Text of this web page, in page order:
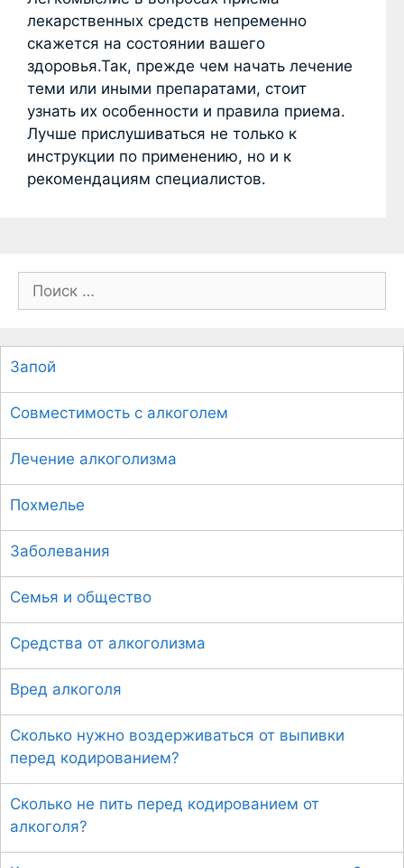
лекарственных средств непременно
скажется на состоянии вашего
здоровья.Так, прежде чем начать лечение
теми или иными препаратами, стоит
узнать их особенности и правила приема.
Лучше прислушиваться не только к
инструкции по применению, но и к
рекомендациям специалистов.
о
с
к
:
Запой
Совместимость с алкоголем
Лечение алкоголизма
Похмелье
Заболевания
Семья и общество
Средства от алкоголизма
Вред алкоголя
Сколько нужно воздерживаться от выпивки
перед кодированием?
Сколько не пить перед кодированием от
алкоголя?